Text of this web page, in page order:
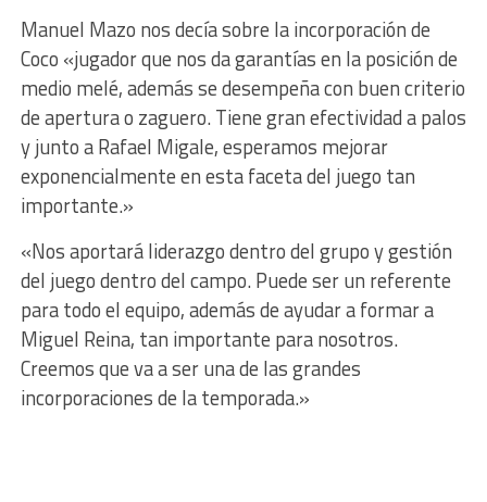
Manuel Mazo nos decía sobre la incorporación de
Coco «jugador que nos da garantías en la posición de
medio melé, además se desempeña con buen criterio
de apertura o zaguero. Tiene gran efectividad a palos
y junto a Rafael Migale, esperamos mejorar
exponencialmente en esta faceta del juego tan
importante.»
«Nos aportará liderazgo dentro del grupo y gestión
del juego dentro del campo. Puede ser un referente
para todo el equipo, además de ayudar a formar a
Miguel Reina, tan importante para nosotros.
Creemos que va a ser una de las grandes
incorporaciones de la temporada.»